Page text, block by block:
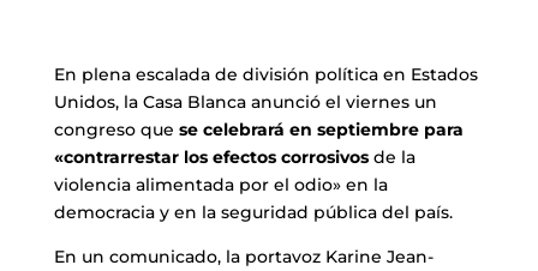
En plena escalada de división política en Estados
Unidos, la Casa Blanca anunció el viernes un
congreso que se celebrará en septiembre para
«contrarrestar los efectos corrosivosde la
violencia alimentada por el odio» en la
democracia y en la seguridad pública del país.
En un comunicado, la portavoz Karine Jean-